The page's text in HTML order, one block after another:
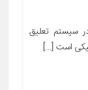
سیستم تعلیق
است […]